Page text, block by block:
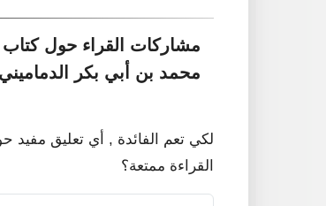
مشاركات القراء حول
محمد بن أبي بكر الدماميني
لكي تعم الفائدة , أي تعليق مفيد
القراءة ممتعة؟